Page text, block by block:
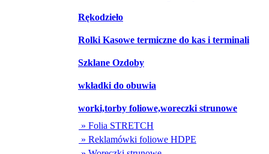
Rękodzieło
Rolki Kasowe termiczne do kas i terminali
Szklane Ozdoby
wkładki do obuwia
worki,torby foliowe,woreczki strunowe
» Folia STRETCH
» Reklamówki foliowe HDPE